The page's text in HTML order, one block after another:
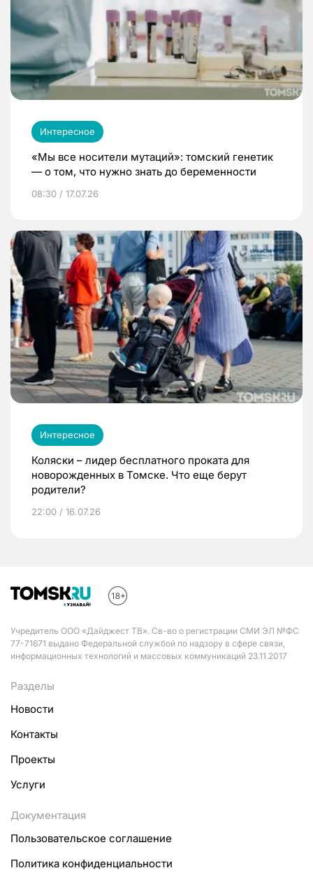
Интересное
«Мы все носители мутаций»: томский генетик
— о том, что нужно знать до беременности
08:30 / 17.07.26
Интересное
Коляски – лидер бесплатного проката для
новорожденных в Томске. Что еще берут
родители?
22:00 / 16.07.26
Учредитель ООО «Дайджест ТВ». Св-во о регистрации СМИ ЭЛ №ФС
77-71671 выдано Федеральной службой по надзору в сфере связи,
информационных технологий и массовых коммуникаций 23.11.2017
Разделы
Новости
Контакты
Проекты
Услуги
Документация
Пользовательское соглашение
Политика конфиденциальности